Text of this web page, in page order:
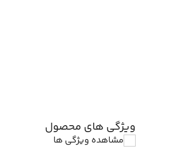
ویژگی های محصول
مشاهده ویژگی ها